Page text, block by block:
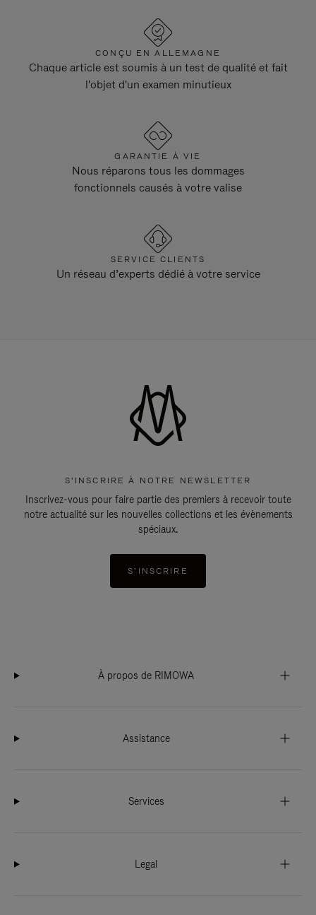
CONÇU EN ALLEMAGNE
Chaque article est soumis à un test de qualité et fait
l'objet d'un examen minutieux
GARANTIE À VIE
Nous réparons tous les dommages
fonctionnels causés à votre valise
SERVICE CLIENTS
Un réseau d’experts dédié à votre service
S'INSCRIRE À NOTRE NEWSLETTER
Inscrivez-vous pour faire partie des premiers à recevoir toute
notre actualité sur les nouvelles collections et les évènements
spéciaux.
S'INSCRIRE
À propos de RIMOWA
Assistance
Services
Legal